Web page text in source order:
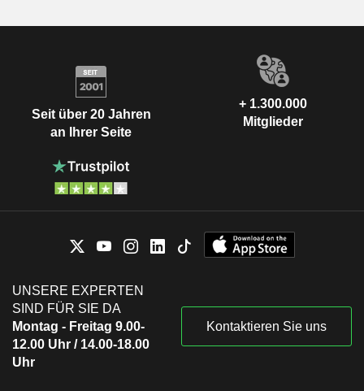
Seit über 20 Jahren
an Ihrer Seite
+ 1.300.000
Mitglieder
UNSERE EXPERTEN
SIND FÜR SIE DA
Montag - Freitag 9.00-
12.00 Uhr / 14.00-18.00
Uhr
Kontaktieren Sie uns